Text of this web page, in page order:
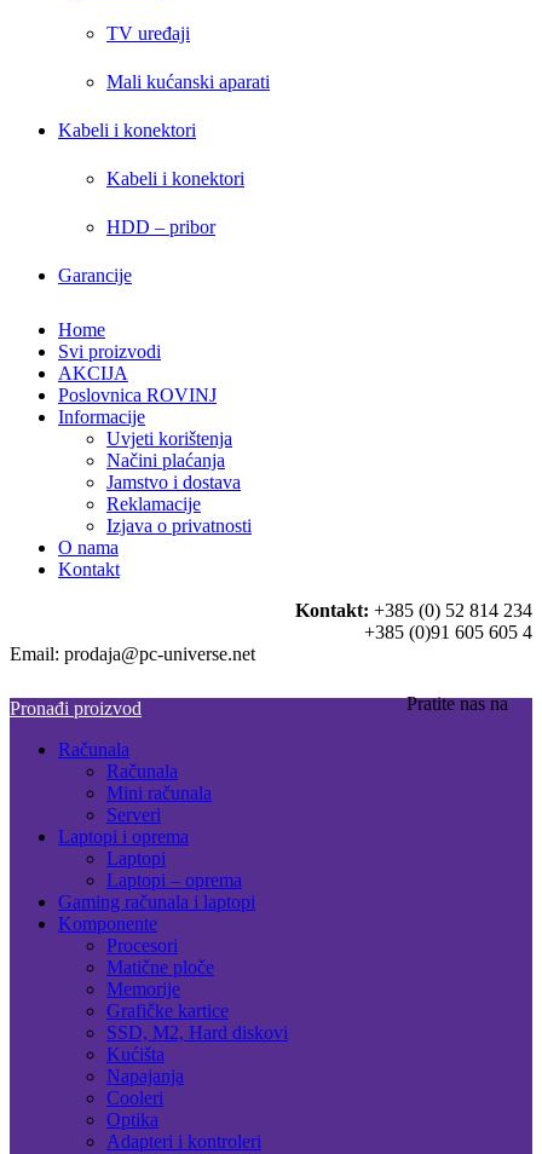
TV uređaji
Mali kućanski aparati
Kabeli i konektori
Kabeli i konektori
HDD – pribor
Garancije
Home
Svi proizvodi
AKCIJA
Poslovnica ROVINJ
Informacije
Uvjeti korištenja
Načini plaćanja
Jamstvo i dostava
Reklamacije
Izjava o privatnosti
O nama
Kontakt
Kontakt: +385 (0) 52 814 234
+385 (0)91 605 605 4
Email: prodaja@pc-universe.net
Pratite nas na
Pronađi proizvod
Računala
Računala
Mini računala
Serveri
Laptopi i oprema
Laptopi
Laptopi – oprema
Gaming računala i laptopi
Komponente
Procesori
Matične ploče
Memorije
Grafičke kartice
SSD, M2, Hard diskovi
Kućišta
Napajanja
Cooleri
Optika
Adapteri i kontroleri